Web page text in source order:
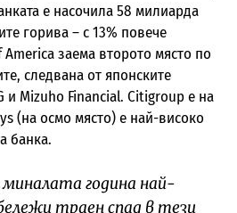
е насочила 58 милиарда
горива – с 13% повече
заема второто място по
следвана от японските
и Mizuho Financial. Citigroup е на
(на осмо място) е най-високо
банка.
година най-
траен спад в тези